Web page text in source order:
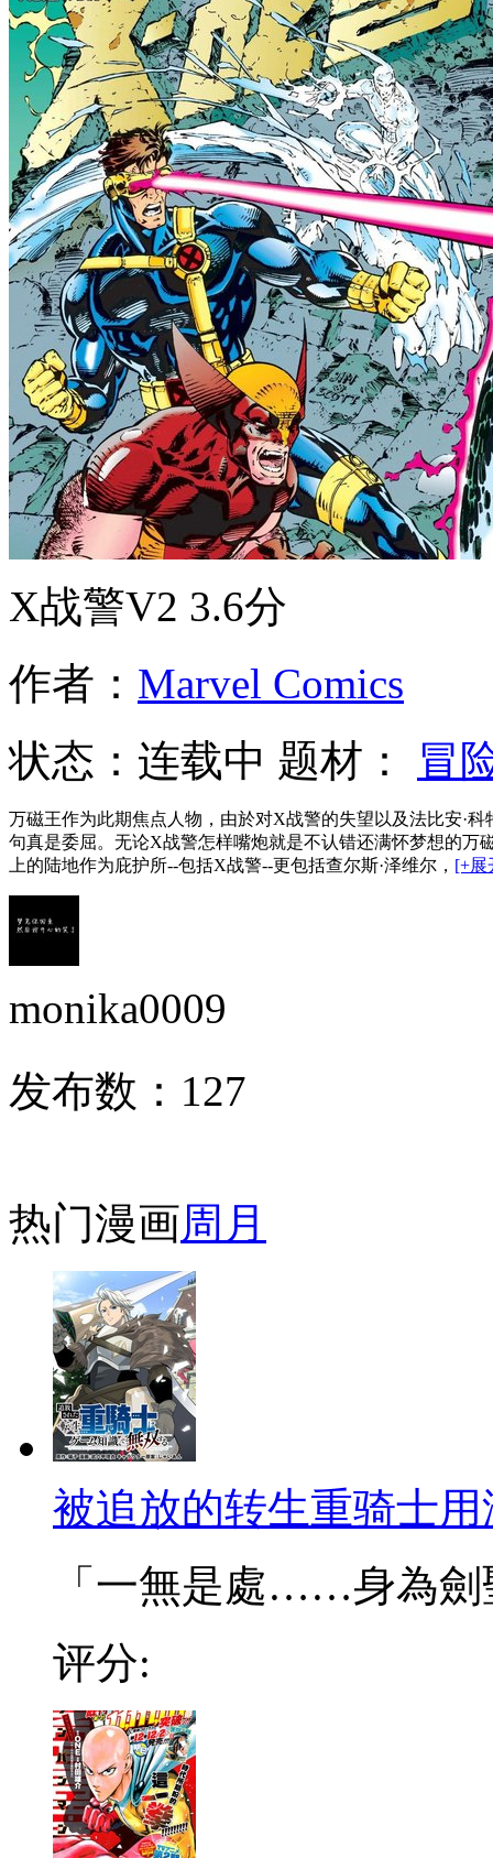
X战警V2 3.6分
作者： Marvel Comics
状态： 连载中 题材： 冒
万磁王作为此期焦点人物，由於对X战警的失望以及法比安·
句真是委屈。无论X战警怎样嘴炮就是不认错还满怀梦想的
上的陆地作为庇护所--包括X战警--更包括查尔斯·泽维尔， [+展
monika0009
发布数： 127
热门漫画周 月
被追放的转生重骑士
「一無是處……身為劍
评分: